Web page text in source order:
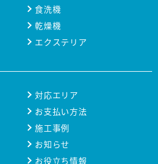
食洗機
乾燥機
エクステリア
対応エリア
お支払い方法
施工事例
お知らせ
お役立ち情報